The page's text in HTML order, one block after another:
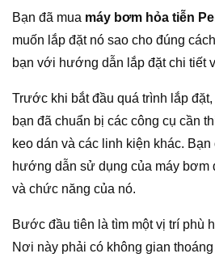
Bạn đã mua máy bơm hỏa tiễn
muốn lắp đặt nó sao cho đúng
bạn với hướng dẫn lắp đặt chi tiết
Trước khi bắt đầu quá trình lắp
bạn đã chuẩn bị các công cụ cần
keo dán và các linh kiện khác.
hướng dẫn sử dụng của máy bơm
và chức năng của nó.
Bước đầu tiên là tìm một vị trí phù
Nơi này phải có không gian